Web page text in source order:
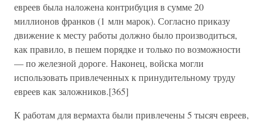
евреев была наложена контрибуция в сумме 20
миллионов франков (1 млн марок). Согласно приказу
движение к месту работы должно было производиться,
как правило, в пешем порядке и только по возможности
— по железной дороге. Наконец, войска могли
использовать привлеченных к принудительному труду
евреев как заложников.[365]
К работам для вермахта были привлечены 5 тысяч евреев,